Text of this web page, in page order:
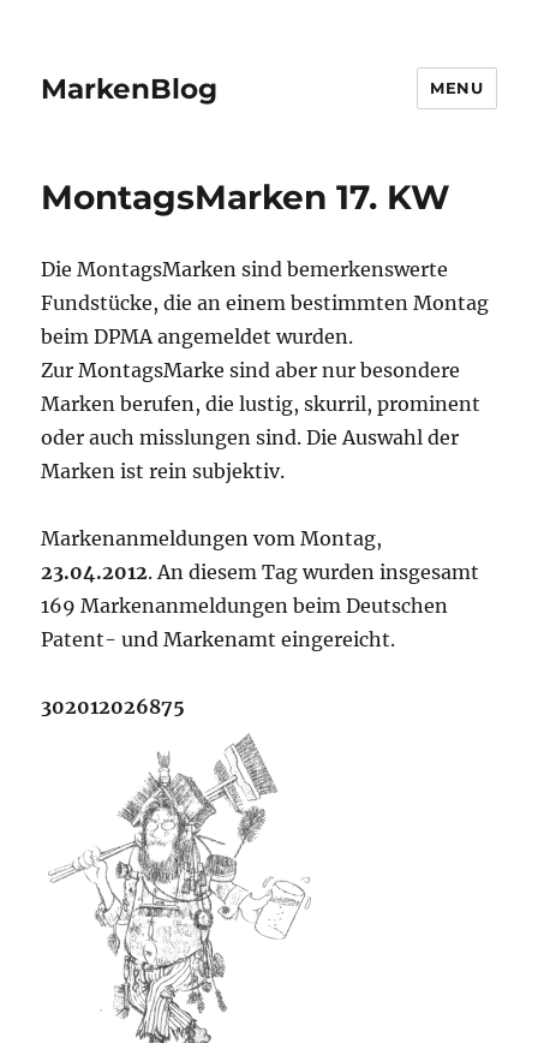
MarkenBlog MENU
MontagsMarken 17. KW
Die MontagsMarken sind bemerkenswerte
Fundstücke, die an einem bestimmten Montag
beim DPMA angemeldet wurden.
Zur MontagsMarke sind aber nur besondere
Marken berufen, die lustig, skurril, prominent
oder auch misslungen sind. Die Auswahl der
Marken ist rein subjektiv.
Markenanmeldungen vom Montag,
23.04.2012. An diesem Tag wurden insgesamt
169 Markenanmeldungen beim Deutschen
Patent- und Markenamt eingereicht.
302012026875